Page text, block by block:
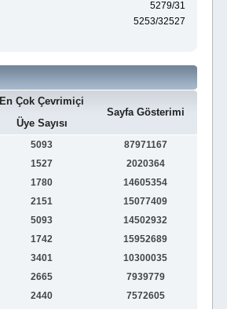
5279/31
5253/32527
En Çok Çevrimiçi
Üye Sayısı
Sayfa Gösterimi
5093
87971167
1527
2020364
1780
14605354
2151
15077409
5093
14502932
1742
15952689
3401
10300035
2665
7939779
2440
7572605